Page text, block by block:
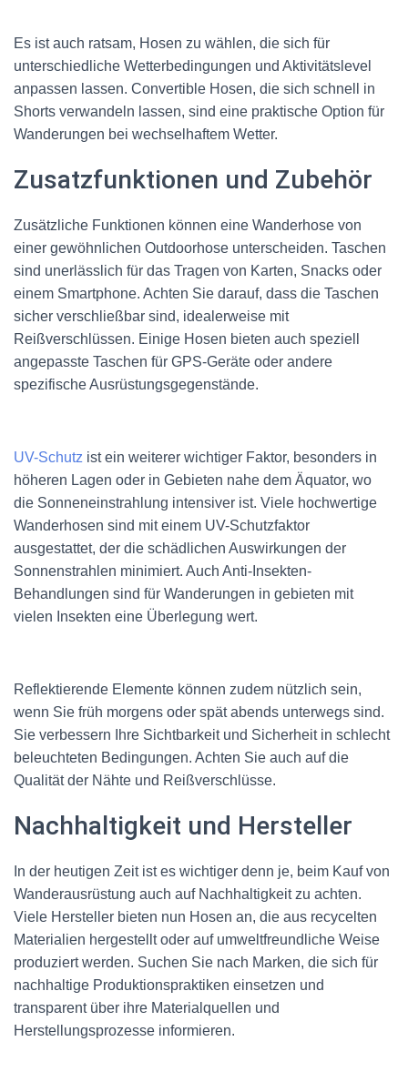
Es ist auch ratsam, Hosen zu wählen, die sich für
unterschiedliche Wetterbedingungen und Aktivitätslevel
anpassen lassen. Convertible Hosen, die sich schnell in
Shorts verwandeln lassen, sind eine praktische Option für
Wanderungen bei wechselhaftem Wetter.
Zusatzfunktionen und Zubehör
Zusätzliche Funktionen können eine Wanderhose von
einer gewöhnlichen Outdoorhose unterscheiden. Taschen
sind unerlässlich für das Tragen von Karten, Snacks oder
einem Smartphone. Achten Sie darauf, dass die Taschen
sicher verschließbar sind, idealerweise mit
Reißverschlüssen. Einige Hosen bieten auch speziell
angepasste Taschen für GPS-Geräte oder andere
spezifische Ausrüstungsgegenstände.
UV-Schutz ist ein weiterer wichtiger Faktor, besonders in
höheren Lagen oder in Gebieten nahe dem Äquator, wo
die Sonneneinstrahlung intensiver ist. Viele hochwertige
Wanderhosen sind mit einem UV-Schutzfaktor
ausgestattet, der die schädlichen Auswirkungen der
Sonnenstrahlen minimiert. Auch Anti-Insekten-
Behandlungen sind für Wanderungen in gebieten mit
vielen Insekten eine Überlegung wert.
Reflektierende Elemente können zudem nützlich sein,
wenn Sie früh morgens oder spät abends unterwegs sind.
Sie verbessern Ihre Sichtbarkeit und Sicherheit in schlecht
beleuchteten Bedingungen. Achten Sie auch auf die
Qualität der Nähte und Reißverschlüsse.
Nachhaltigkeit und Hersteller
In der heutigen Zeit ist es wichtiger denn je, beim Kauf von
Wanderausrüstung auch auf Nachhaltigkeit zu achten.
Viele Hersteller bieten nun Hosen an, die aus recycelten
Materialien hergestellt oder auf umweltfreundliche Weise
produziert werden. Suchen Sie nach Marken, die sich für
nachhaltige Produktionspraktiken einsetzen und
transparent über ihre Materialquellen und
Herstellungsprozesse informieren.